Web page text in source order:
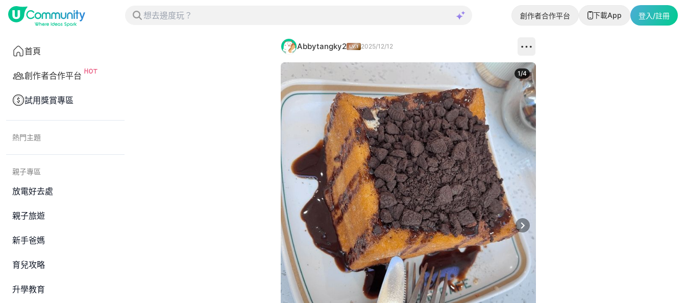
創作者合作平台 下載App 登入/註冊
首頁
創作者合作平台
試用獎賞專區
熱門主題
親子專區
放電好去處
親子旅遊
新手爸媽
育兒攻略
升學教育
Abbytangky2 2025/12/12
Next slide
1/4